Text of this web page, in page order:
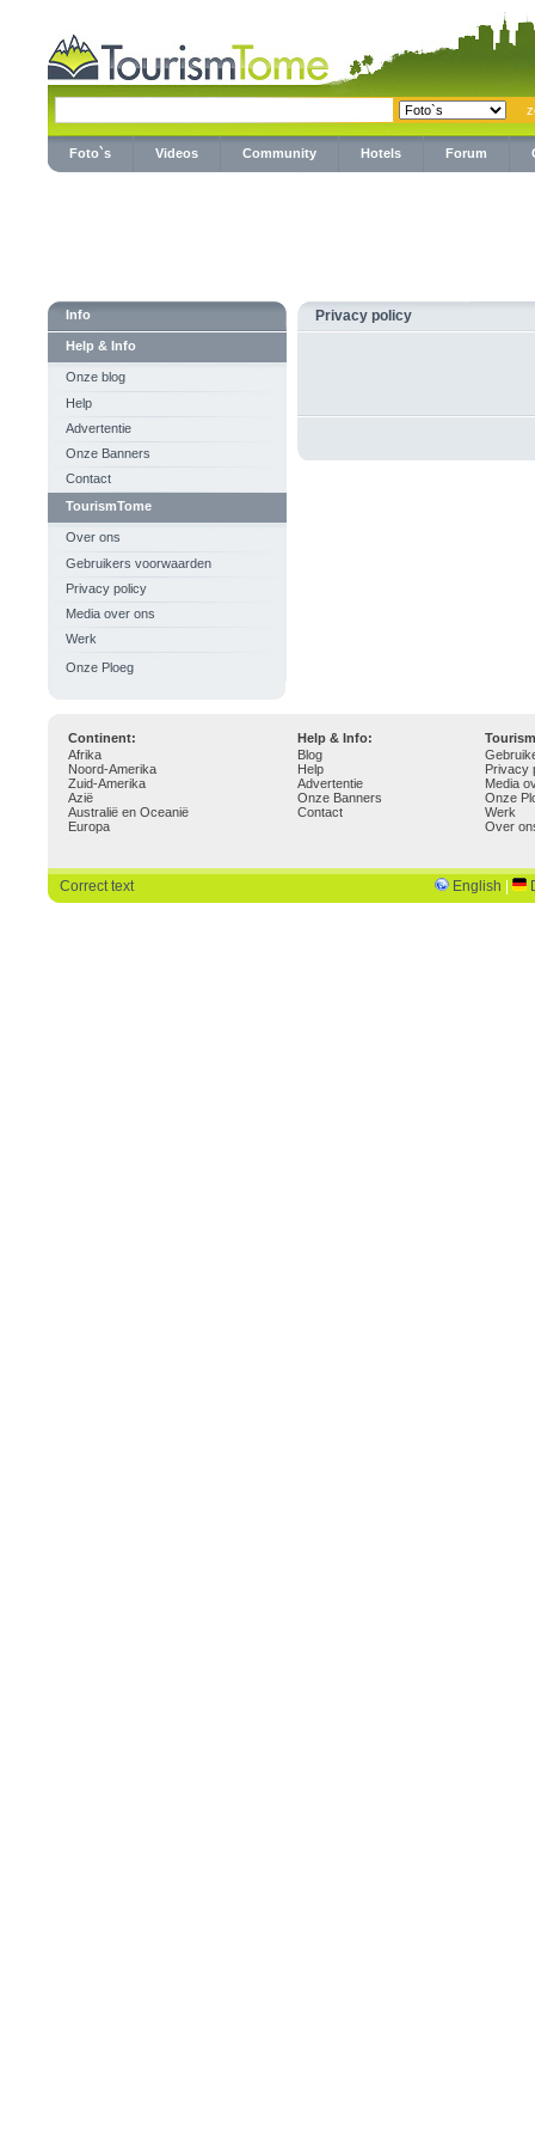
Foto`s Videos Community Hotels Forum
Info
Help & Info
Onze blog
Help
Advertentie
Onze Banners
Contact
TourismTome
Over ons
Gebruikers voorwaarden
Privacy policy
Media over ons
Werk
Onze Ploeg
Privacy policy
Continent: Help & Info:
Afrika
Noord-Amerika
Zuid-Amerika
Azië
Australië en Oceanië
Europa
Blog
Help
Advertentie
Onze Banners
Contact
Privacy
Media
Onze
Werk
Over
Correct text English